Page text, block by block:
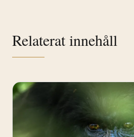
Relaterat innehåll